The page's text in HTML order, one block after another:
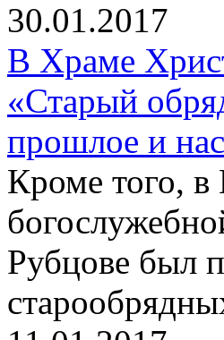
30.01.2017
В Храме
«Старый
прошлое и
Кроме того, в
Рубцове был